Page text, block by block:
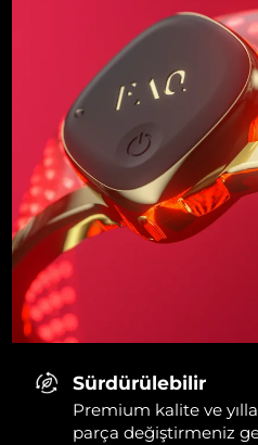
Sürdürülebilir
Premium kalite ve
parça değiştirmeniz